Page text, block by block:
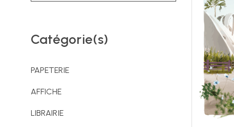
Catégorie(s)
PAPETERIE
AFFICHE
LIBRAIRIE